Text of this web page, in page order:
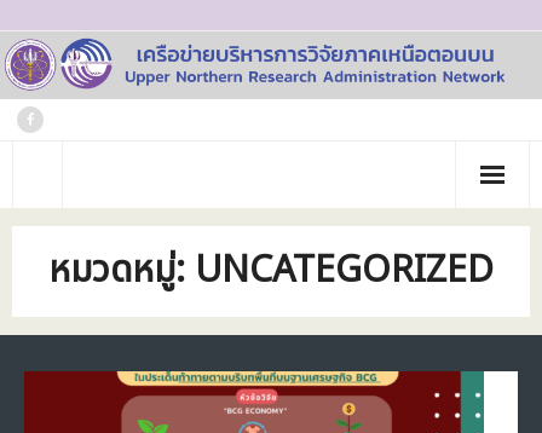
Skip
to
content
หน้าแรก
เกี่ยวกับเรา
- คณะทำงาน
ภาพกิจกรรม
หมวดหมู่: UNCATEGORIZED